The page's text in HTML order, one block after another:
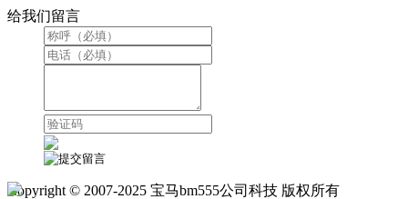
给我们留言
Copyright © 2007-2025 宝马bm555公司科技 版权所有